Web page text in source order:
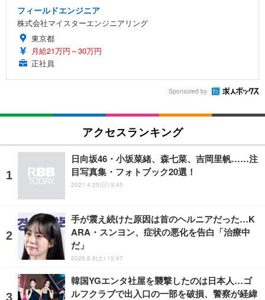
フィールドエンジニア
株式会社マイスターエンジニアリング
東京都
月給21万円～30万円
正社員
Sponsored by
アクセスランキング
日向坂46・小坂菜緒、森七菜、吉岡里帆……注
目写真集・フォトブック20選！
2021.4.25(日) 9:45
手が震え続けた原因は首のヘルニアだった…K
ARA・スンヨン、症状の悪化を告白「治療中
だ」
2026.8.8(土) 15:47
韓国YGエンタ社屋を襲撃したのは日本人…ゴ
ルフクラブで出入口の一部を破損、警察が経緯